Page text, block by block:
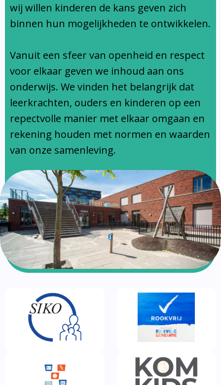
Ondersteuningsprofiel
wij willen kinderen de kans geven zich
binnen hun mogelijkheden te ontwikkelen.
Vanuit een sfeer van openheid en respect
voor elkaar geven we inhoud aan ons
onderwijs. We vinden het belangrijk dat
leerkrachten, ouders en kinderen op een
repectvolle manier met elkaar omgaan en
rekening houden met normen en waarden
van onze samenleving.